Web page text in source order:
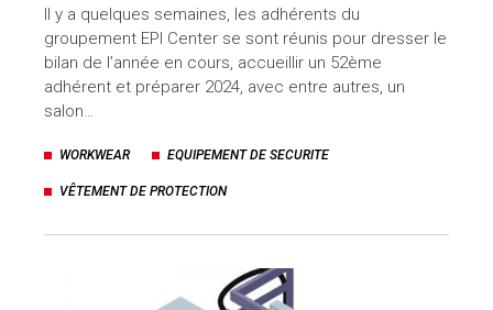
Il y a quelques semaines, les adhérents du
groupement EPI Center se sont réunis pour dresser le
bilan de l’année en cours, accueillir un 52ème
adhérent et préparer 2024, avec entre autres, un
salon…
WORKWEAR EQUIPEMENT DE SECURITE
VÊTEMENT DE PROTECTION